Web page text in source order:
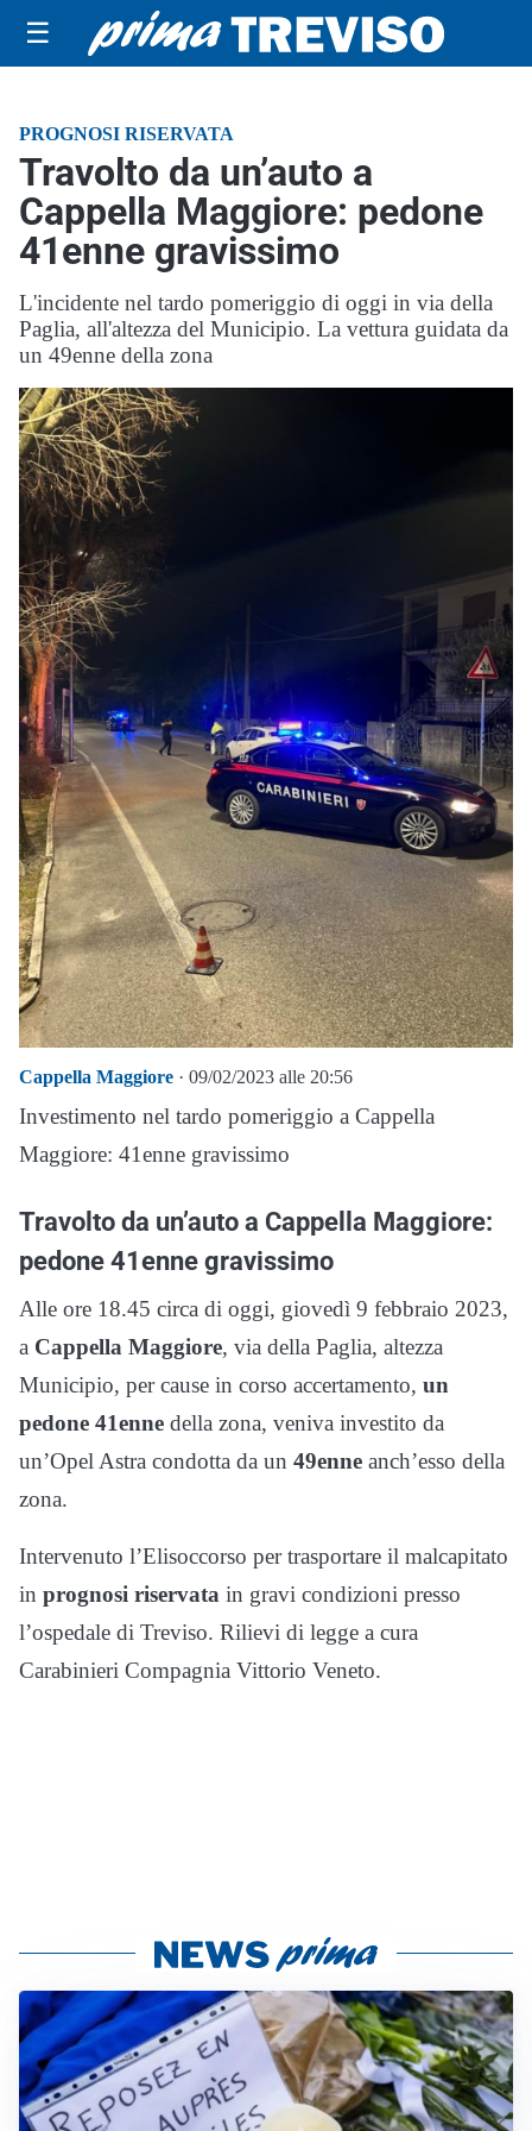
☰
PROGNOSI RISERVATA
Travolto da un’auto a
Cappella Maggiore: pedone
41enne gravissimo
L'incidente nel tardo pomeriggio di oggi in via della
Paglia, all'altezza del Municipio. La vettura guidata da
un 49enne della zona
Cappella Maggiore · 09/02/2023 alle 20:56
Investimento nel tardo pomeriggio a Cappella
Maggiore: 41enne gravissimo
Travolto da un’auto a Cappella Maggiore:
pedone 41enne gravissimo
Alle ore 18.45 circa di oggi, giovedì 9 febbraio 2023,
a Cappella Maggiore, via della Paglia, altezza
Municipio, per cause in corso accertamento, un
pedone 41enne della zona, veniva investito da
un’Opel Astra condotta da un 49enne anch’esso della
zona.
Intervenuto l’Elisoccorso per trasportare il malcapitato
in prognosi riservata in gravi condizioni presso
l’ospedale di Treviso. Rilievi di legge a cura
Carabinieri Compagnia Vittorio Veneto.